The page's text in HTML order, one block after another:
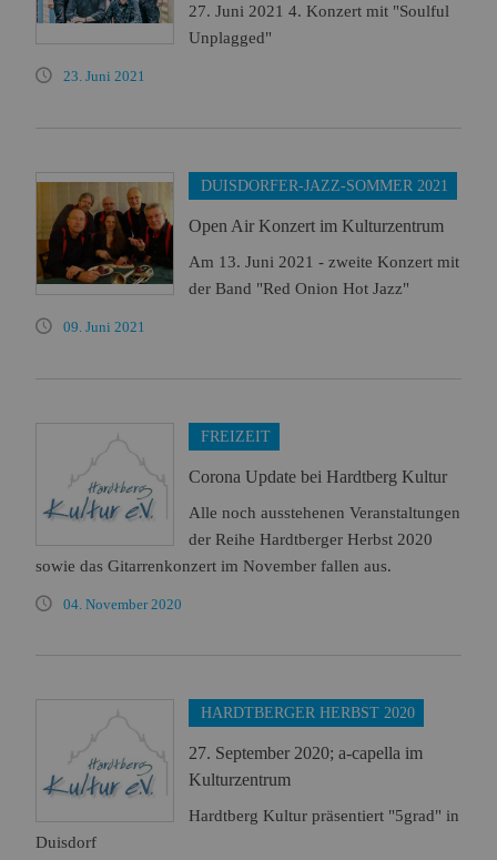
27. Juni 2021 4. Konzert mit "Soulful
Unplagged"
23. Juni 2021
DUISDORFER-JAZZ-SOMMER 2021
Open Air Konzert im Kulturzentrum
Am 13. Juni 2021 - zweite Konzert mit
der Band "Red Onion Hot Jazz"
09. Juni 2021
FREIZEIT
Corona Update bei Hardtberg Kultur
Alle noch ausstehenen Veranstaltungen
der Reihe Hardtberger Herbst 2020
sowie das Gitarrenkonzert im November fallen aus.
04. November 2020
HARDTBERGER HERBST 2020
27. September 2020; a-capella im
Kulturzentrum
Hardtberg Kultur präsentiert "5grad" in
Duisdorf